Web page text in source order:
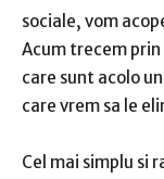
sociale, vom
Acum trecem
care sunt acolo
care vrem sa le
Cel mai simplu si